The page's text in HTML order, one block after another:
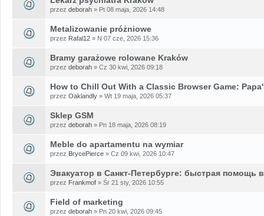
przez deborah » Pt 08 maja, 2026 14:48
Metalizowanie próżniowe
przez Rafal12 » N 07 cze, 2026 15:36
Bramy garażowe rolowane Kraków
przez deborah » Cz 30 kwi, 2026 09:18
How to Chill Out With a Classic Browser Game:
przez Oaklandly » Wt 19 maja, 2026 05:37
Sklep GSM
przez deborah » Pn 18 maja, 2026 08:19
Meble do apartamentu na wymiar
przez BrycePierce » Cz 09 kwi, 2026 10:47
Эвакуатор в Санкт-Петербурге: быстрая помощь
przez Frankmof » Śr 21 sty, 2026 10:55
Field of marketing
przez deborah » Pn 20 kwi, 2026 09:45